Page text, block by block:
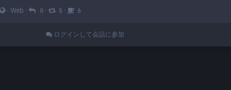
· Web · 0 · 5 · 6
ログインして会話に参加